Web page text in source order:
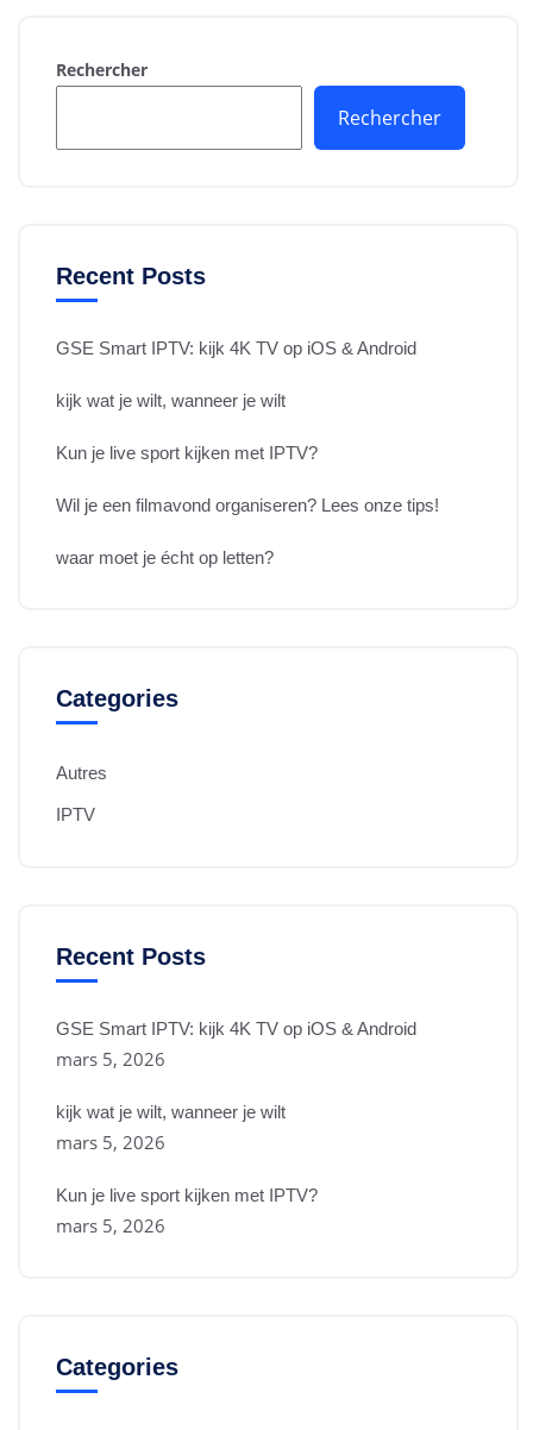
Rechercher
Rechercher
Recent Posts
GSE Smart IPTV: kijk 4K TV op iOS & Android
kijk wat je wilt, wanneer je wilt
Kun je live sport kijken met IPTV?
Wil je een filmavond organiseren? Lees onze tips!
waar moet je écht op letten?
Categories
Autres
IPTV
Recent Posts
GSE Smart IPTV: kijk 4K TV op iOS & Android
mars 5, 2026
kijk wat je wilt, wanneer je wilt
mars 5, 2026
Kun je live sport kijken met IPTV?
mars 5, 2026
Categories